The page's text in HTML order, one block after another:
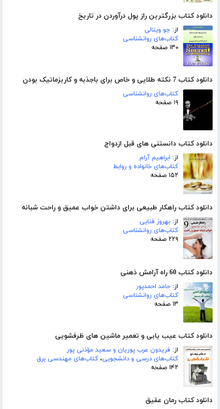
دانلود کتاب بزرگترین راز پول درآوردن در تاریخ
از: جو ویتالی
کتاب‌های روانشناسی
۱۳۰ صفحه
دانلود کتاب 7 نکته طلایی و خاص برای باجذبه و کاریزماتیک بودن
کتاب‌های روانشناسی
۱۹ صفحه
دانلود کتاب دانستنی های قبل ازدواج
از: ابراهیم آرام
کتاب‌های خانواده و روابط
۱۵۲ صفحه
دانلود کتاب راهکار طبیعی برای داشتن خواب عمیق و راحت شبانه
از: بهروز فنایی
کتاب‌های روانشناسی
۲۲۹ صفحه
دانلود کتاب 60 راه آرامش ذهنی
از: حامد احمدپور
کتاب‌های روانشناسی
۱۳ صفحه
دانلود کتاب عیب یابی و تعمیر ماشین های ظرفشویی
از: فریدون عرب پوریان و سعید مؤذنی پور
کتاب‌های درسی و دانشجویی، کتاب‌های مهندسی برق
۱۴۲ صفحه
دانلود کتاب رمان عقیق